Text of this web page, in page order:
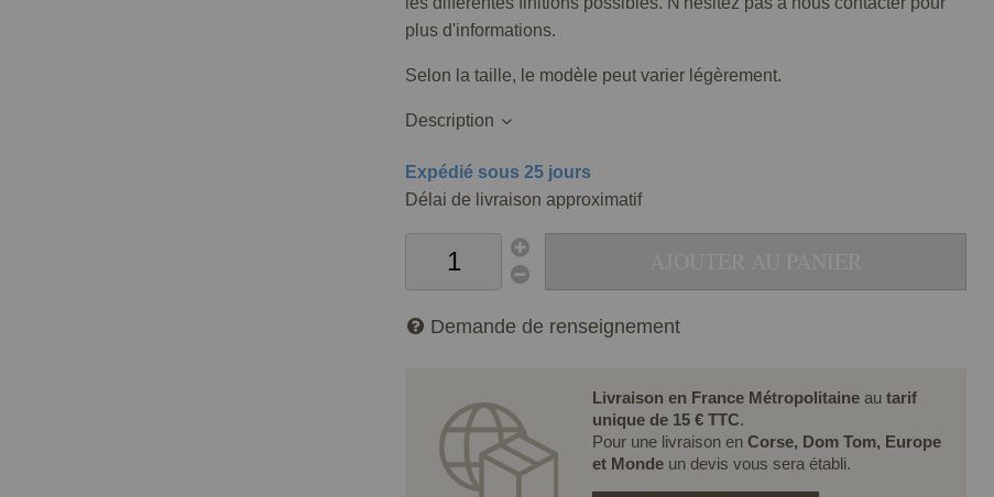
plus d'informations.
Selon la taille, le modèle peut varier légèrement.
Description
Expédié sous 25 jours
Délai de livraison approximatif
Demande de renseignement
Livraison en France Métropolitaineau tarif
unique de 15 € TTC.
Pour une livraison en Corse, Dom Tom, Europe
et Monde un devis vous sera établi.